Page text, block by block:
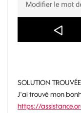
SOLUTION
J'ai trouvé mon
https://